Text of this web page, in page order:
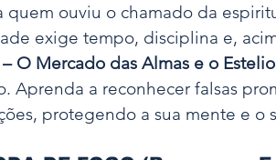
quem ouviu o chamado da
exige tempo, disciplina e,
O Mercado das Almas e o
Aprenda a reconhecer falsas
protegendo a sua mente e o